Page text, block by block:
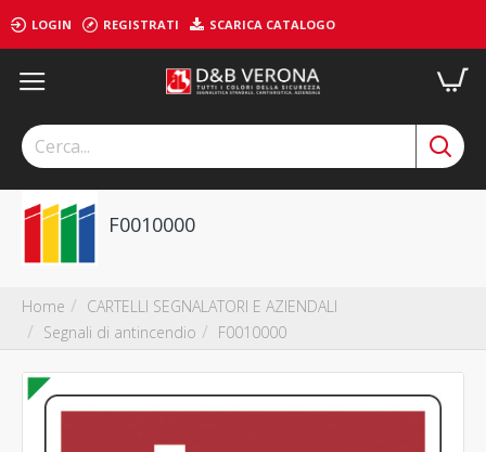
LOGIN REGISTRATI SCARICA CATALOGO
Home
CARTELLI SEGNALATORI E AZIENDALI
Segnali di antincendio
F0010000
F0010000